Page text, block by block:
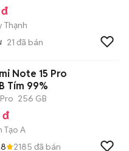
Thạnh
21 đã bán
Note 15 Pro
Tím 99%
256 GB
đ
Tạo A
2185 đã bán